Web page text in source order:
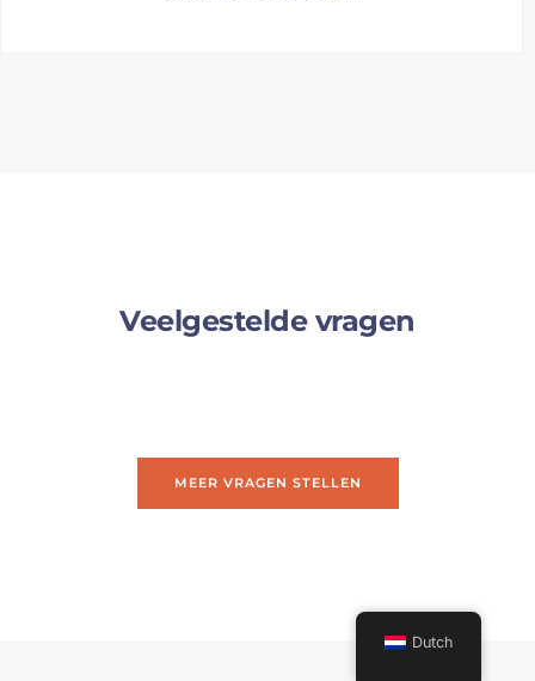
Veelgestelde vragen
MEER VRAGEN STELLEN
Dutch